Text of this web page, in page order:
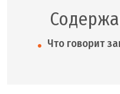
Что говорит